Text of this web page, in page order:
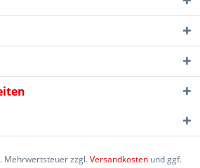
Mehrwertsteuer zzgl.Versandkosten und ggf.